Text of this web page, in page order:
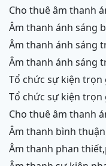
cho thuê âm thanh ánh sáng phan thiết,phang
rang,ninh chữ,vĩnh
âm thanh ánh sáng bình thuận,ninh thuận,ninh
chữ,vĩnh hy,cam ranh
âm thanh ánh sáng trọn gói phan thiết, phang
rang,cam ranh
âm thanh ánh
tổ chức sự kiện
tổ chức sự kiện
cho thuê âm thanh ánh sáng bình thuận,ninh
thuận,ninh chữ,vĩnh
âm thanh bình
âm thanh phan thiết,phang rang,ninh chữ,vĩnh hy, cam
ranh